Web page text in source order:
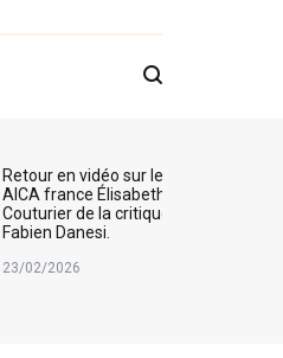
Retour en vidéo sur le Prix
AICA france Élisabeth
Couturier de la critique d’art :
Fabien Danesi.
23/02/2026